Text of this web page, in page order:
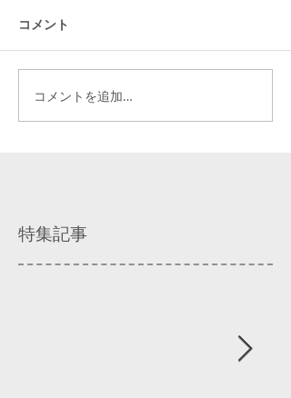
コメント
コメントを追加…
特集記事